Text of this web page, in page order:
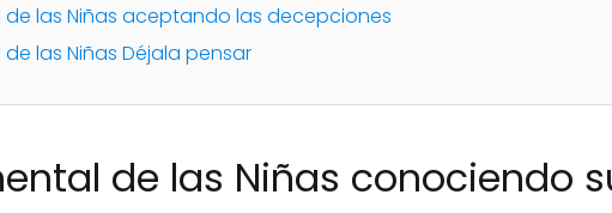
las Niñas aceptando las decepciones
las Niñas Déjala pensar
de las Niñas conociendo